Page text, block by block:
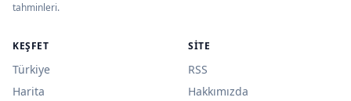
tahminleri.
KEŞFET
Türkiye
Harita
SITE
RSS
Hakkımızda